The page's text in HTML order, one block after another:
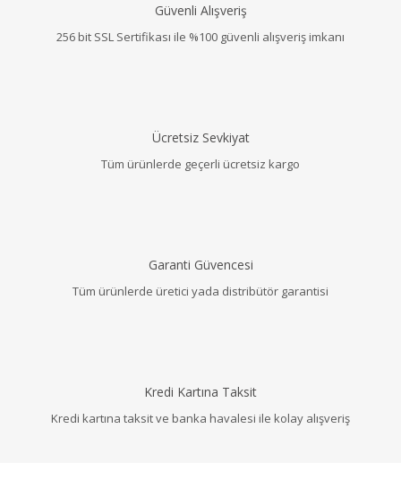
Güvenli Alışveriş
256 bit SSL Sertifikası ile %100 güvenli alışveriş imkanı
Ücretsiz Sevkiyat
Tüm ürünlerde geçerli ücretsiz kargo
Garanti Güvencesi
Tüm ürünlerde üretici yada distribütör garantisi
Kredi Kartına Taksit
Kredi kartına taksit ve banka havalesi ile kolay alışveriş